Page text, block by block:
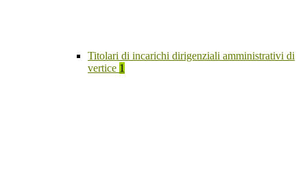
Titolari di incarichi dirigenziali amministrativi di
vertice 1